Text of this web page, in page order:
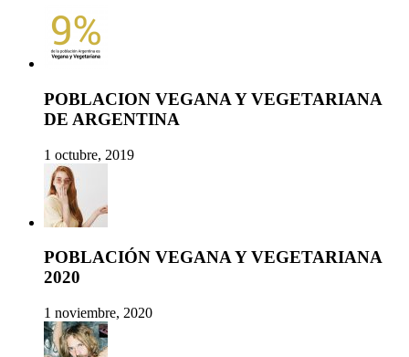
POBLACION VEGANA Y VEGETARIANA
DE ARGENTINA
1 octubre, 2019
POBLACIÓN VEGANA Y VEGETARIANA
2020
1 noviembre, 2020